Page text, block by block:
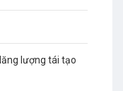
lượng tái tạo